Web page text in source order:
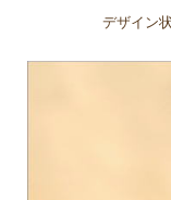
デザイン